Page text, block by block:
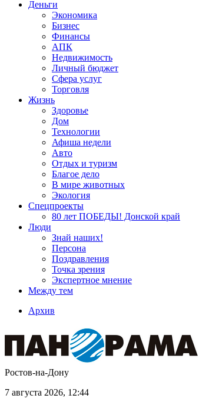
Деньги
Экономика
Бизнес
Финансы
АПК
Недвижимость
Личный бюджет
Сфера услуг
Торговля
Жизнь
Здоровье
Дом
Технологии
Афиша недели
Авто
Отдых и туризм
Благое дело
В мире животных
Экология
Спецпроекты
80 лет ПОБЕДЫ! Донской край
Люди
Знай наших!
Персона
Поздравления
Точка зрения
Экспертное мнение
Между тем
Архив
Ростов-на-Дону
7 августа 2026, 12:44